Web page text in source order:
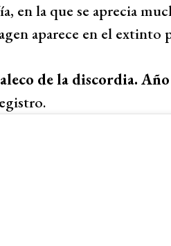
en la que se aprecia
aparece en el
de la discordia.